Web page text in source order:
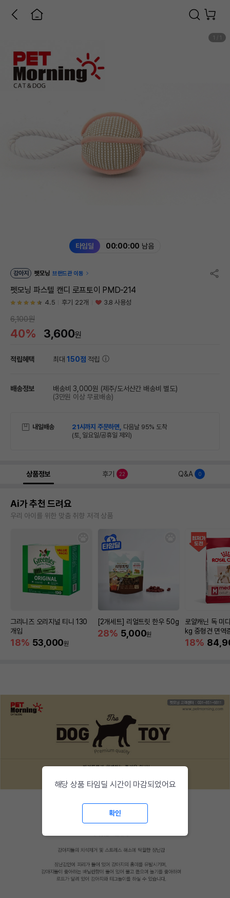
타임딜 00:00:00 남음
1 1
강아지 펫모닝 브랜드관 이동
펫모닝 파스텔 캔디 로프토이 PMD-214
4.5 후기 22개 3.8 사용성
6,100원
40% 3,600원
적립혜택 최대150점 적립
배송정보 배송비 3,000원 (제주/도서산간 배송비 별도)
(3만원 이상 무료배송)
내일배송 21시까지 주문하면, 다음날 95% 도착
(토, 일요일/공휴일 제외)
상품정보 후기 22 Q&A 0
Ai가 추천 드려요
우리 아이를 위한 맞춤 취향 저격 상품
그리니즈 오리지널 티니 130
개입
18% 53,000원
[2개세트] 리얼트릿 한우 50g
28% 5,000원
로얄캐닌 독 미
kg 중형견 면역
18%
해당 상품 타임딜 시간이 마감되었어요
확인